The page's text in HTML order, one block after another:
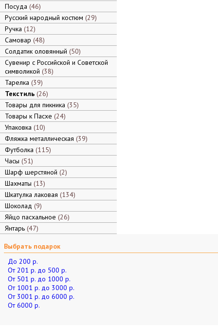
Посуда 46
Русский народный костюм 29
Ручка 12
Самовар 48
Солдатик оловянный 50
Сувенир с Российской и Советской
символикой 38
Тарелка 39
Текстиль 26
Товары для пикника 35
Товары к Пасхе 24
Упаковка 10
Фляжка металлическая 39
Футболка 115
Часы 51
Шарф шерстяной 2
Шахматы 13
Шкатулка лаковая 134
Шоколад 9
Яйцо пасхальное 26
Янтарь 47
Выбрать подарок
До 200 р.
От 201 р. до 500 р.
От 501 р. до 1000 р.
От 1001 р. до 3000 р.
От 3001 р. до 6000 р.
От 6000 р.